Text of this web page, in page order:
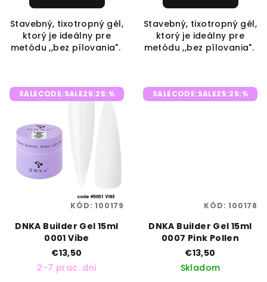
Stavebný, tixotropný gél,
ktorý je ideálny pre
metódu ,,bez pílovania".
Stavebný, tixotropný gél,
ktorý je ideálny pre
metódu ,,bez pílovania".
SALECODE:SALE25:25:%
DNKA Builder Gel 15ml
0001 Vibe
€13,50
2-7 prac. dni
KÓD:100179
SALECODE:SALE25:25:%
DNKA Builder Gel 15ml
0007 Pink Pollen
€13,50
Skladom
KÓD:100178